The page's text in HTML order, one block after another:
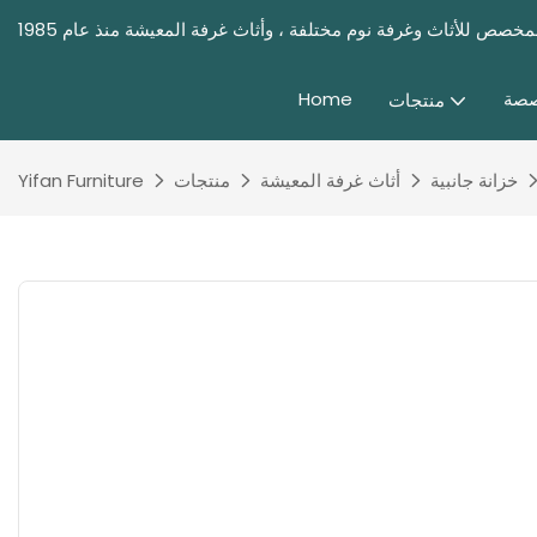
Home منتجات
Yifan Furniture منتجات أثاث غرفة المعيشة خزانة جانبية